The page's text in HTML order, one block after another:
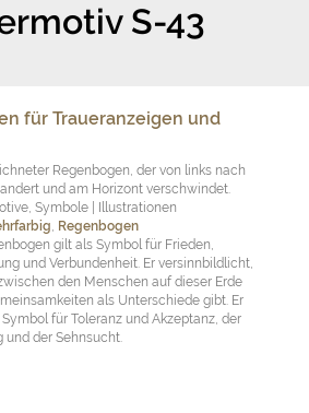
S-43
für Traueranzeigen und
Regenbogen, der von links nach
und am Horizont verschwindet.
Symbole | Illustrationen
, Regenbogen
gilt als Symbol für Frieden,
und Verbundenheit. Er versinnbildlicht,
den Menschen auf dieser Erde
als Unterschiede gibt. Er
für Toleranz und Akzeptanz, der
und der Sehnsucht.